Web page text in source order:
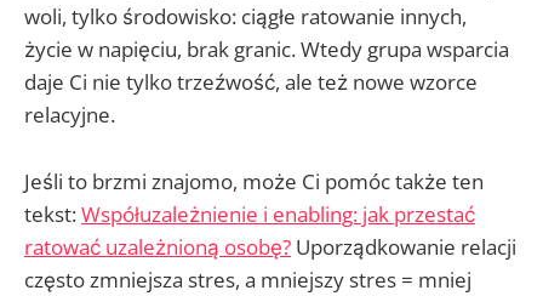
woli, tylko środowisko: ciągłe ratowanie innych,
życie w napięciu, brak granic. Wtedy grupa wsparcia
daje Ci nie tylko trzeźwość, ale też nowe wzorce
relacyjne.
Jeśli to brzmi znajomo, może Ci pomóc także ten
tekst:Współuzależnienie i enabling: jak przestać
ratować uzależnioną osobę? Uporządkowanie relacji
często zmniejsza stres, a mniejszy stres = mniej